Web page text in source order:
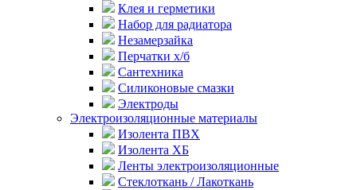
Клея и герметики
Набор для радиатора
Незамерзайка
Перчатки х/б
Сантехника
Силиконовые смазки
Электроды
Электроизоляционные материалы
Изолента ПВХ
Изолента ХБ
Ленты электроизоляционные
Стеклоткань / Лакоткань